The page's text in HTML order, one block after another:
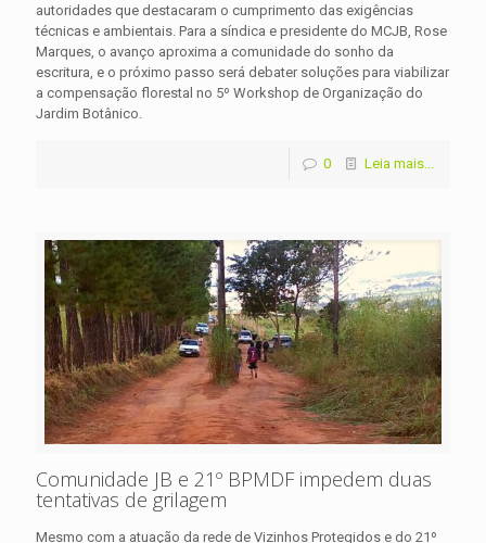
autoridades que destacaram o cumprimento das exigências
técnicas e ambientais. Para a síndica e presidente do MCJB, Rose
Marques, o avanço aproxima a comunidade do sonho da
escritura, e o próximo passo será debater soluções para viabilizar
a compensação florestal no 5º Workshop de Organização do
Jardim Botânico.
0 Leia mais...
Comunidade JB e 21º BPMDF impedem duas
tentativas de grilagem
Mesmo com a atuação da rede de Vizinhos Protegidos e do 21º